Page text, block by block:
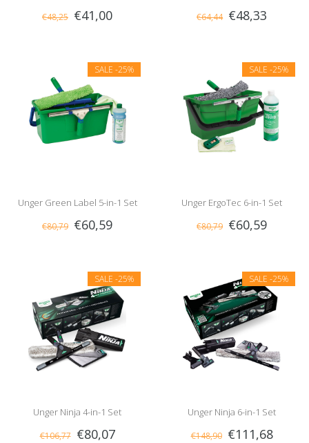
€48,25 €41,00 €64,44 €48,33
SALE -25%
Unger Green Label 5-in-1 Set
€80,79 €60,59
SALE -25%
Unger ErgoTec 6-in-1 Set
€80,79 €60,59
SALE -25%
Unger Ninja 4-in-1 Set
€106,77 €80,07
SALE -25%
Unger Ninja 6-in-1 Set
€148,90 €111,68